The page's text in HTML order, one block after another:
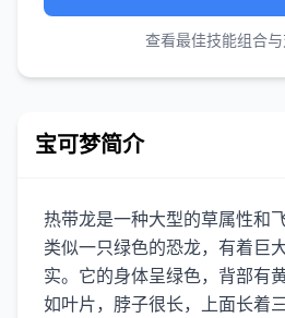
查看最佳技能组合
宝可梦简介
热带龙是一种大型的草属性和
类似一只绿色的恐龙，有着巨
实。它的身体呈绿色，背部有
如叶片，脖子很长，上面长着